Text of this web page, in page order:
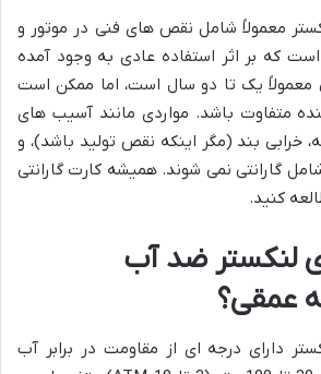
معمولاً شامل نقص های فنی در موتور و
که بر اثر استفاده عادی به وجود آمده
معمولاً یک تا دو سال است، اما ممکن است
متفاوت باشد. مواردی مانند آسیب های
خرابی بند (مگر اینکه نقص تولید باشد)، و
گارانتی نمی شوند. همیشه کارت گارانتی
کنید.
لنکستر ضد آب
عمقی؟
دارای درجه ای از مقاومت در برابر آب